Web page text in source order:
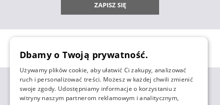
ZAPISZ SIĘ
ZAKUPY
Dbamy o Twoją prywatność.
Używamy plików cookie, aby ułatwić Ci zakupy, analizować
ruch i personalizować treści. Możesz w każdej chwili zmienić
swoje zgody. Udostępniamy informacje o korzystaniu z
witryny naszym partnerom reklamowym i analitycznym,